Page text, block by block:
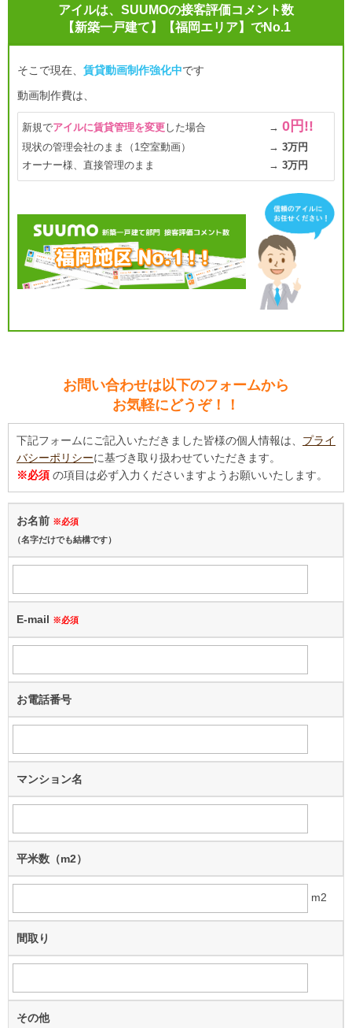
アイルは、SUUMOの接客評価コメント数
【新築一戸建て】【福岡エリア】でNo.1
そこで現在、 賃貸動画制作強化中です
動画制作費は、
新規でアイルに賃貸管理を変更した場合 → 0円!!
現状の管理会社のまま（1空室動画） → 3万円
オーナー様、直接管理のまま
→ 3万円
お問い合わせは以下のフォームから
お気軽にどうぞ！！
下記フォームにご記入いただきました皆様の個人情報は、 プライ
バシーポリシーに基づき取り扱わせていただきます。
※必須 の項目は必ず入力くださいますようお願いいたします。
お名前 ※必須
（名字だけでも結構です）
E-mail ※必須
お電話番号
マンション名
平米数（m2）
m2
間取り
その他